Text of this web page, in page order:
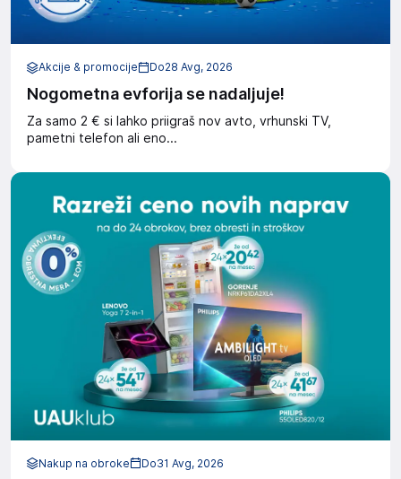
Nogometna evforija se nadaljuje!
Za samo 2 € si lahko priigraš nov avto, vrhunski TV,
pametni telefon ali eno...
Akcije & promocije Do28 Avg, 2026
Nakup na obroke Do31 Avg, 2026